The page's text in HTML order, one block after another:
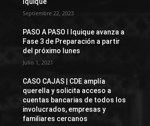
Septiembre 22, 2023
PASO A PASO I Iquique avanza a
Fase 3 de Preparación a partir
del próximo lunes
Julio 1, 2021
CASO CAJAS | CDE amplía
querella y solicita acceso a
cuentas bancarias de todos los
involucrados, empresas y
familiares cercanos